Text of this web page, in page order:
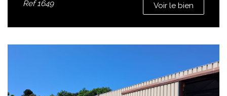
Ref1649 Voir le bien